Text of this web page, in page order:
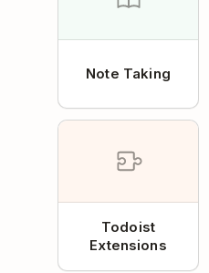
Note Taking
Todoist
Extensions